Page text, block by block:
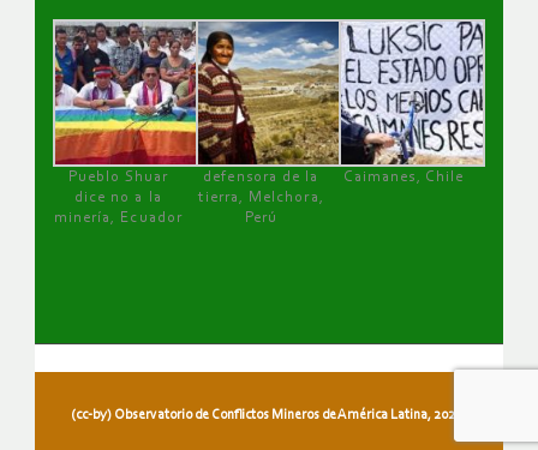
Pueblo Shuar
dice no a la
minería, Ecuador
defensora de la
tierra, Melchora,
Perú
Caimanes, Chile
(cc-by) Observatorio de Conflictos Mineros de América Latina, 2026